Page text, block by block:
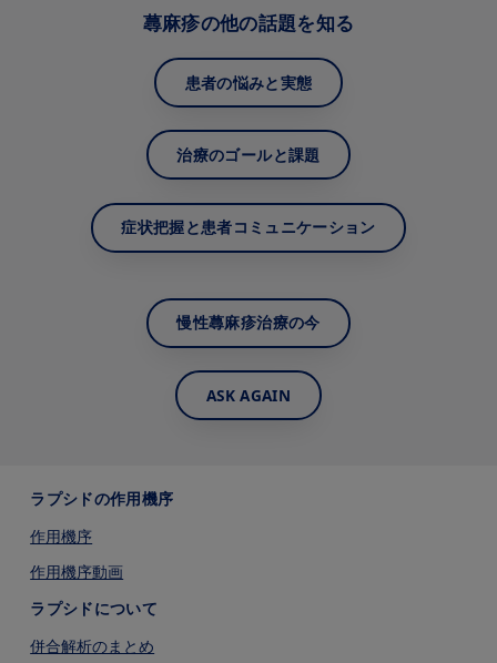
蕁⿇疹の他の話題を知る
患者の悩みと実態
治療のゴールと課題
症状把握と患者コミュニケーション
慢性蕁⿇疹治療の今
ASK AGAIN
ラプシドの作用機序
作用機序
作用機序動画
ラプシドについて
併合解析のまとめ